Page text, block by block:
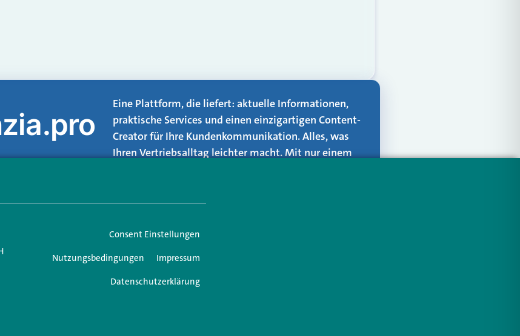
Eine Plattform, die liefert: aktuelle Informationen,
praktische Services und einen einzigartigen Content-
Creator für Ihre Kundenkommunikation. Alles, was
Ihren Vertriebsalltag leichter macht. Mit nur einem
Consent Einstellungen
Nutzungsbedingungen
Impressum
Datenschutzerklärung